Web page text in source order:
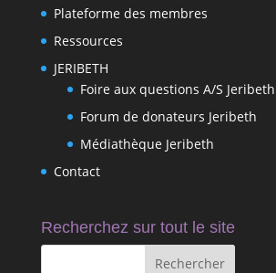
Plateforme des membres
Ressources
JERIBETH
Foire aux questions A/S Jeribeth
Forum de donateurs Jeribeth
Médiathèque Jeribeth
Contact
Recherchez sur tout le site